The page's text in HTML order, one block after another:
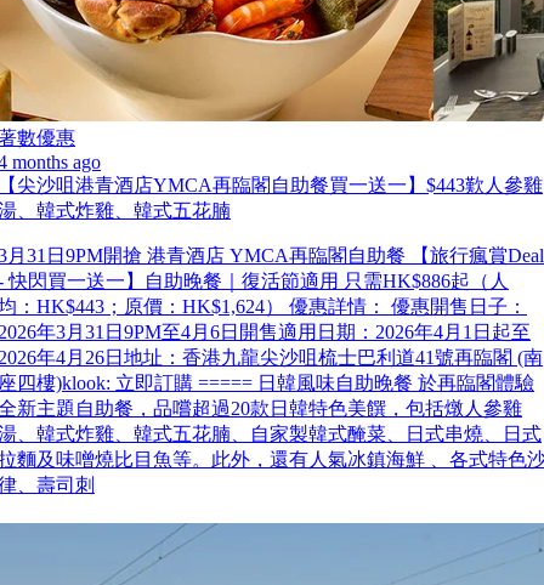
數優惠
months ago
尖沙咀港青酒店YMCA再臨閣自助餐買一送一】$443歎人參雞
、韓式炸雞、韓式五花腩
月31日9PM開搶 港青酒店 YMCA再臨閣自助餐 【旅行瘋賞Deal
快閃買一送一】自助晚餐｜復活節適用 只需HK$886起（人
：HK$443；原價：HK$1,624） 優惠詳情： 優惠開售日子：
年3月31日9PM至4月6日開售適用日期：2026年4月1日起至
年4月26日地址：香港九龍尖沙咀梳士巴利道41號再臨閣 (南
四樓)klook: 立即訂購 ===== 日韓風味自助晚餐 於再臨閣體驗
新主題自助餐，品嚐超過20款日韓特色美饌，包括燉人參雞
、韓式炸雞、韓式五花腩、自家製韓式醃菜、日式串燒、日式
麵及味噌燒比目魚等。此外，還有人氣冰鎮海鮮 、各式特色
、壽司刺